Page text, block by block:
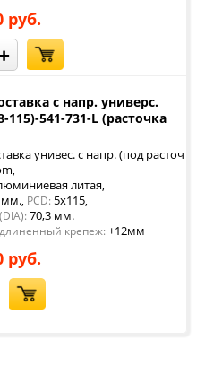
руб.
+
с напр. универс.
115)-541-731-L (расточка
унивес. с напр. (под расточку
,
литая,
мм., PCD: 5x115,
70,3 мм.
крепеж: +12мм
руб.